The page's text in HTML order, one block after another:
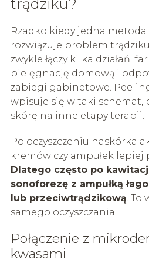
trądziku?
Rzadko kiedy jedna metoda
rozwiązuje problem
zwykle łączy kilka działań:
pielęgnację domową i
zabiegi gabinetowe.
wpisuje się w taki schemat,
skórę na inne etapy terapii.
Po oczyszczeniu naskórka
kremów czy ampułek lepiej
Dlatego często po
sonoforezę z ampułką
lub przeciwtrądzikową. To
samego oczyszczania.
Połączenie z
kwasami